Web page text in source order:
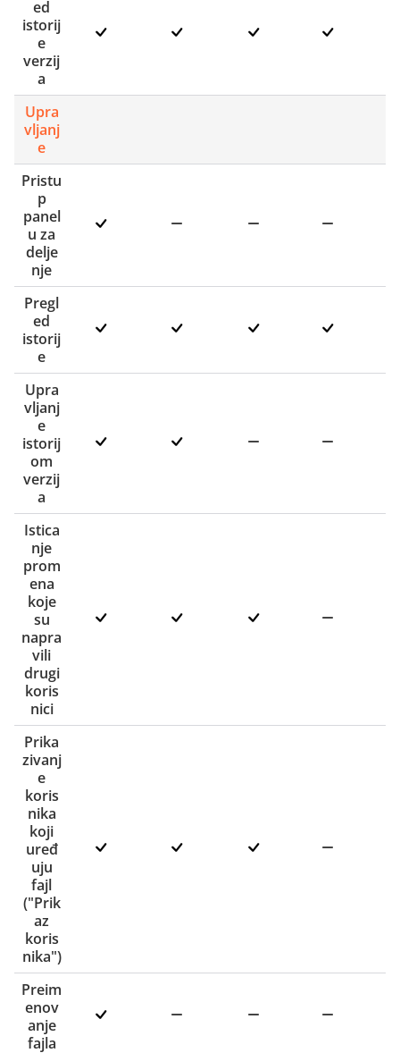
ed
istorij
e
verzij
a
Upra
vljanj
e
Pristu
p
panel
u za
delje
nje
Pregl
ed
istorij
e
Upra
vljanj
e
istorij
om
verzij
a
Istica
nje
prom
ena
koje
su
napra
vili
drugi
koris
nici
Prika
zivanj
e
koris
nika
koji
uređ
uju
fajl
("Prik
az
koris
nika")
Preim
enov
anje
fajla